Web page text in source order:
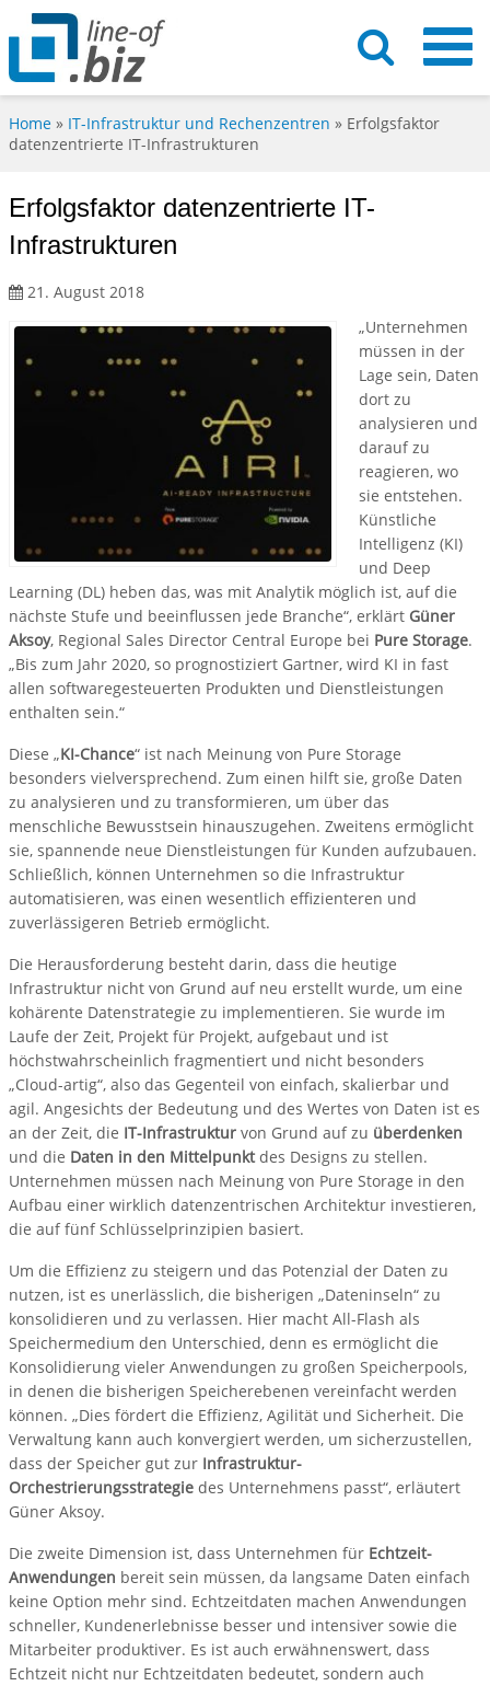
Home » IT-Infrastruktur und Rechenzentren » Erfolgsfaktor
datenzentrierte IT-Infrastrukturen
Erfolgsfaktor datenzentrierte IT-
Infrastrukturen
21. August 2018
„Unternehmen
müssen in der
Lage sein, Daten
dort zu
analysieren und
darauf zu
reagieren, wo
sie entstehen.
Künstliche
Intelligenz (KI)
und Deep
Learning (DL) heben das, was mit Analytik möglich ist, auf die
nächste Stufe und beeinflussen jede Branche“, erklärt Güner
Aksoy, Regional Sales Director Central Europe bei Pure Storage.
„Bis zum Jahr 2020, so prognostiziert Gartner, wird KI in fast
allen softwaregesteuerten Produkten und Dienstleistungen
enthalten sein.“
Diese „KI-Chance“ ist nach Meinung von Pure Storage
besonders vielversprechend. Zum einen hilft sie, große Daten
zu analysieren und zu transformieren, um über das
menschliche Bewusstsein hinauszugehen. Zweitens ermöglicht
sie, spannende neue Dienstleistungen für Kunden aufzubauen.
Schließlich, können Unternehmen so die Infrastruktur
automatisieren, was einen wesentlich effizienteren und
zuverlässigeren Betrieb ermöglicht.
Die Herausforderung besteht darin, dass die heutige
Infrastruktur nicht von Grund auf neu erstellt wurde, um eine
kohärente Datenstrategie zu implementieren. Sie wurde im
Laufe der Zeit, Projekt für Projekt, aufgebaut und ist
höchstwahrscheinlich fragmentiert und nicht besonders
„Cloud-artig“, also das Gegenteil von einfach, skalierbar und
agil. Angesichts der Bedeutung und des Wertes von Daten ist es
an der Zeit, die IT-Infrastruktur von Grund auf zu überdenken
und die Daten in den Mittelpunktdes Designs zu stellen.
Unternehmen müssen nach Meinung von Pure Storage in den
Aufbau einer wirklich datenzentrischen Architektur investieren,
die auf fünf Schlüsselprinzipien basiert.
Um die Effizienz zu steigern und das Potenzial der Daten zu
nutzen, ist es unerlässlich, die bisherigen „Dateninseln“ zu
konsolidieren und zu verlassen. Hier macht All-Flash als
Speichermedium den Unterschied, denn es ermöglicht die
Konsolidierung vieler Anwendungen zu großen Speicherpools,
in denen die bisherigen Speicherebenen vereinfacht werden
können. „Dies fördert die Effizienz, Agilität und Sicherheit. Die
Verwaltung kann auch konvergiert werden, um sicherzustellen,
dass der Speicher gut zur Infrastruktur-
Orchestrierungsstrategie des Unternehmens passt“, erläutert
Güner Aksoy.
Die zweite Dimension ist, dass Unternehmen für Echtzeit-
Anwendungen bereit sein müssen, da langsame Daten einfach
keine Option mehr sind. Echtzeitdaten machen Anwendungen
schneller, Kundenerlebnisse besser und intensiver sowie die
Mitarbeiter produktiver. Es ist auch erwähnenswert, dass
Echtzeit nicht nur Echtzeitdaten bedeutet, sondern auch